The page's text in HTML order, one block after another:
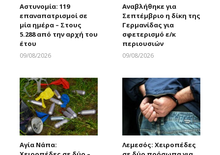
Αστυνομία: 119
επαναπατρισμοί σε
μία ημέρα – Στους
5.288 από την αρχή του
έτου
09/08/2026
Αναβλήθηκε για
Σεπτέμβριο η δίκη της
Γερμανίδας για
σφετερισμό ε/κ
περιουσιών
09/08/2026
Αγία Νάπα:
Λεμεσός: Χειροπέδες